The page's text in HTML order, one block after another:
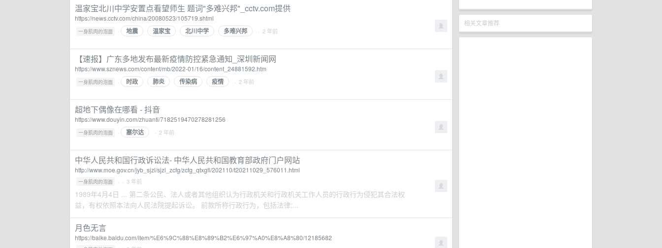
相关文章推荐
温家宝北川中学安置点看望师生 题词"多难兴邦"_cctv.com提供
https://news.cctv.com/china/20080523/105719.shtml
一身肌肉的泡面 · 地震 温家宝 北川中学 多难兴邦 · 2 年前
【速报】广东多地发布最新疫情防控紧急通知_深圳新闻网
https://www.sznews.com/content/mb/2022-01/16/content_24881592.htm
一身肌肉的泡面 · 时政 肺炎 传染病 疫情 · 2 年前
超地下偶像在哪看 - 抖音
https://www.douyin.com/zhuanti/7182519470278281256
一身肌肉的泡面 · 塞尔达 · 2 年前
中华人民共和国行政诉讼法- 中华人民共和国教育部政府门户网站
http://www.moe.gov.cn/jyb_sjzl/sjzl_zcfg/zcfg_qtxgfl/202110/t20211029_576011.html
一身肌肉的泡面 · · 3 年前
1989年4月4日 ... 第二条公民、法人或者其他组织认为行政机关和行政机关工作人员的行政行为侵犯其合法权
益，有权依照本法向人民法院提起诉讼。 前款所称行政行为，包括法律;...
月色无言
https://baike.baidu.com/item/%E6%9C%88%E8%89%B2%E6%97%A0%E8%A8%80/12185682